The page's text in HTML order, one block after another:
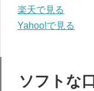
楽天で見る
Yahoo!で見る
ソフトな